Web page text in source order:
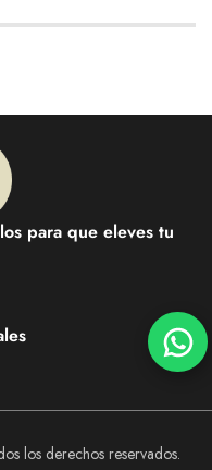
para que eleves tu
los derechos reservados.